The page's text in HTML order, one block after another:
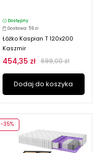
Dostępny
Dostawa: 59 zł
Łóżko Kaspian T 120x200
Kaszmir
454,35 zł 699,00 zł
Dodaj do koszyka
-35%